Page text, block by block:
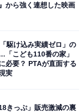
から強く連想した映画
駆け込み実績ゼロ」の
「こども110番の家」
必要？ PTAが直面する
実
18きっぷ」販売激減の裏